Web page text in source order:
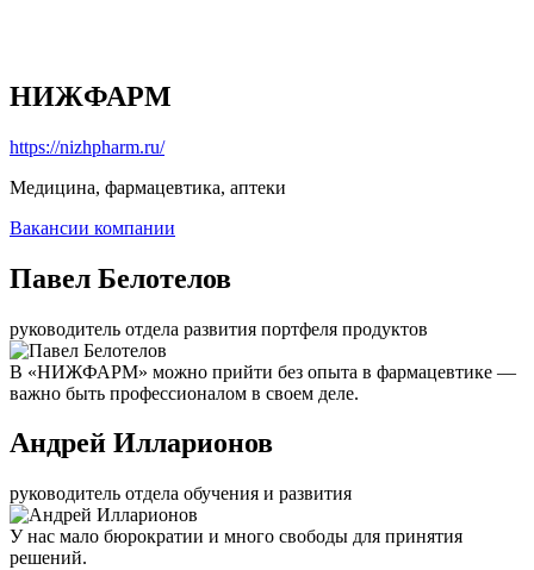
НИЖФАРМ
https://nizhpharm.ru/
Медицина, фармацевтика, аптеки
Вакансии компании
Павел Белотелов
руководитель отдела развития портфеля продуктов
В «НИЖФАРМ» можно прийти без опыта в фармацевтике —
важно быть профессионалом в своем деле.
Андрей Илларионов
руководитель отдела обучения и развития
У нас мало бюрократии и много свободы для принятия
решений.